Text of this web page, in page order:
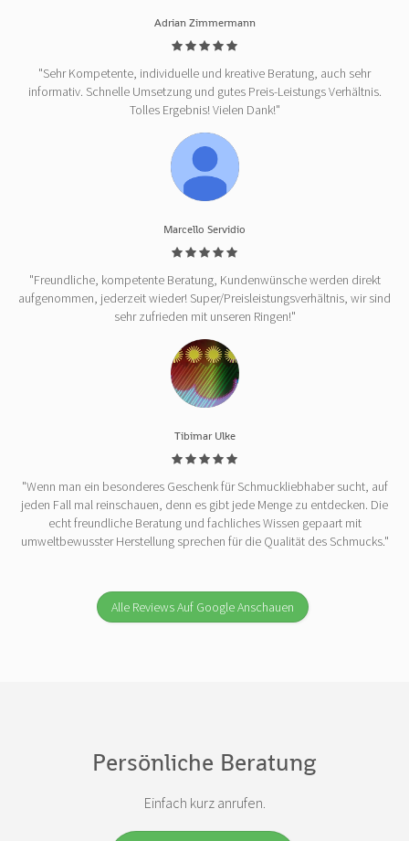
Adrian Zimmermann
"Sehr Kompetente, individuelle und kreative Beratung, auch sehr
informativ. Schnelle Umsetzung und gutes Preis-Leistungs Verhältnis.
Tolles Ergebnis! Vielen Dank!"
Marcello Servidio
"Freundliche, kompetente Beratung, Kundenwünsche werden direkt
aufgenommen, jederzeit wieder! Super/Preisleistungsverhältnis, wir sind
sehr zufrieden mit unseren Ringen!"
Tibimar Ulke
"Wenn man ein besonderes Geschenk für Schmuckliebhaber sucht, auf
jeden Fall mal reinschauen, denn es gibt jede Menge zu entdecken. Die
echt freundliche Beratung und fachliches Wissen gepaart mit
umweltbewusster Herstellung sprechen für die Qualität des Schmucks."
Alle Reviews Auf Google Anschauen
Persönliche Beratung
Einfach kurz anrufen.